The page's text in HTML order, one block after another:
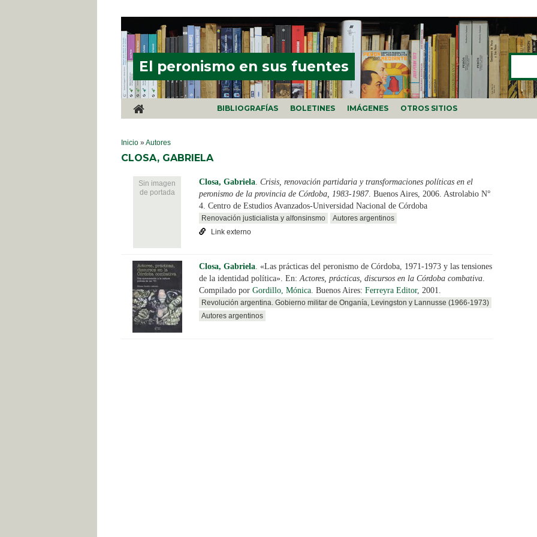
El peronismo en sus fuentes
Buscar
BIBLIOGRAFÍAS BOLETINES IMÁGENES OTROS SITIOS
SE ENCUENTRA USTED AQUÍ
Inicio »Autores
CLOSA, GABRIELA
Sin imagen
de portada
Closa, Gabriela. Crisis, renovación partidaria y transformaciones políticas en el
peronismo de la provincia de Córdoba, 1983-1987. Buenos Aires, 2006. Astrolabio N°
4. Centro de Estudios Avanzados-Universidad Nacional de Córdoba
Renovación justicialista y alfonsinsmo
Autores argentinos
Link externo
Closa, Gabriela. «Las prácticas del peronismo de Córdoba, 1971-1973 y las tensiones
de la identidad política». En:Actores, prácticas, discursos en la Córdoba combativa.
Compilado por Gordillo, Mónica. Buenos Aires: Ferreyra Editor, 2001.
Revolución argentina. Gobierno militar de Onganía, Levingston y Lannusse (1966-1973)
Autores argentinos